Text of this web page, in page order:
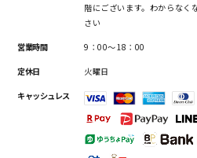
階にございます。わからな
さい
営業時間 9：00～18：00
定休日 火曜日
キャッシュレス